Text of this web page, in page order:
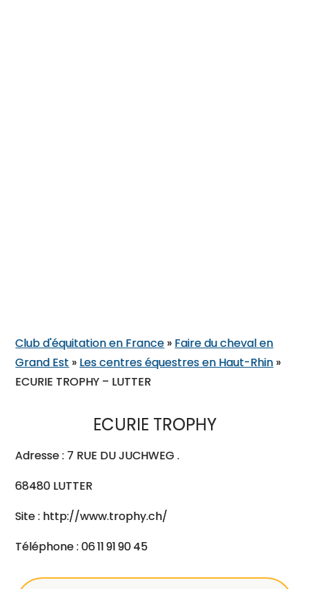
Club d'équitation en France » Faire du cheval en
Grand Est » Les centres équestres en Haut-Rhin »
ECURIE TROPHY – LUTTER
ECURIE TROPHY
Adresse : 7 RUE DU JUCHWEG .
68480 LUTTER
Site : http://www.trophy.ch/
Téléphone : 06 11 91 90 45